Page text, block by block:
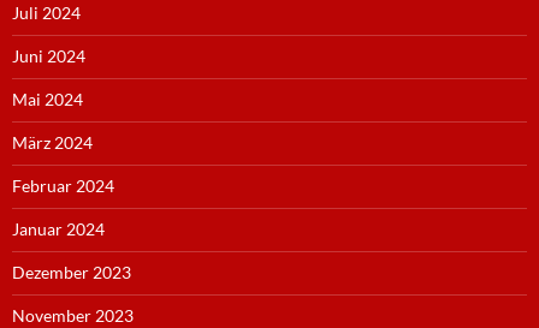
Juli 2024
Juni 2024
Mai 2024
März 2024
Februar 2024
Januar 2024
Dezember 2023
November 2023